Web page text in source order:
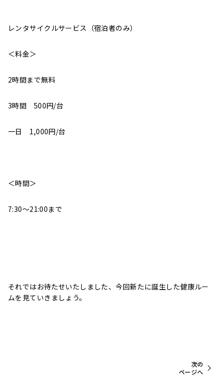
レンタサイクルサービス（宿泊者のみ）
＜料金＞
2時間まで無料
3時間 500円/台
一日 1,000円/台
＜時間＞
7:30～21:00まで
それではお待たせいたしました、今回新たに誕生した健康ルー
ムを見ていきましょう。
次の
ページへ